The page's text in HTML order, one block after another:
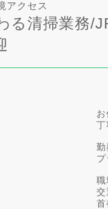
アクセス
る清掃業務/
丁
勤
交
首